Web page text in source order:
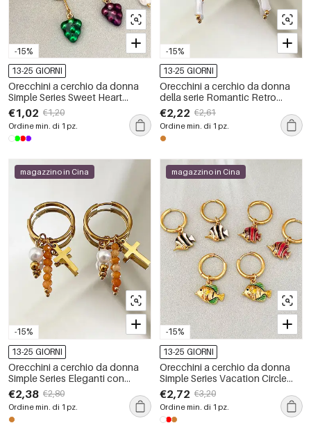
-15%
13-25 GIORNI
Orecchini a cerchio da donna
Simple Series Sweet Heart
Strawberry in acciaio
inossidabile, impermeabili, color
oro.
€1,02 €1,20
Ordine min. di 1 pz.
-15%
13-25 GIORNI
Orecchini a cerchio da donna
della serie Romantic Retro
Beads Star Circle in acciaio
inossidabile, impermeabili, color
oro.
€2,22 €2,61
Ordine min. di 1 pz.
-15%
magazzino in Cina
13-25 GIORNI
Orecchini a cerchio da donna
Simple Series Eleganti con
perline a croce, in acciaio
inossidabile, impermeabili, color
oro.
€2,38 €2,80
Ordine min. di 1 pz.
-15%
magazzino in Cina
13-25 GIORNI
Orecchini a cerchio da donna
Simple Series Vacation Circle
Fish in acciaio inossidabile
impermeabile color oro
€2,72 €3,20
Ordine min. di 1 pz.